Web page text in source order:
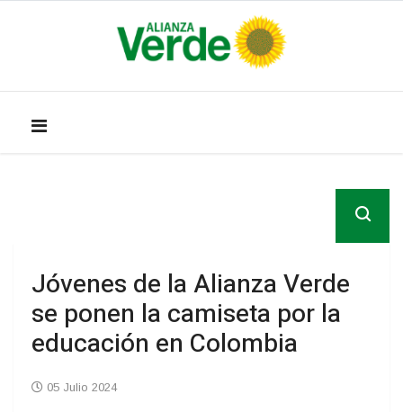
Jóvenes de la Alianza Verde
se ponen la camiseta por la
educación en Colombia
05 Julio 2024